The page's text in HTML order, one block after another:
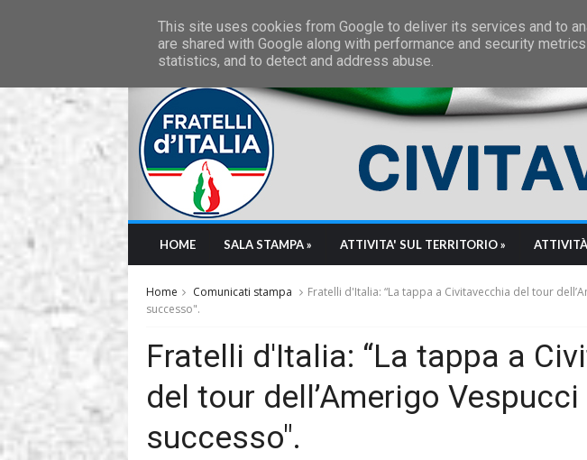
Friday, August 7 2026
HOME SALA STAMPA » ATTIVITA' SUL TERRITORIO »
Home Comunicati stampa
Fratelli d'Italia: “La tappa a Civitavecchia del tour
successo".
Fratelli d'Italia: “La tappa a
del tour dell’Amerigo
successo".
This site uses cookies from Google to deliver its services and to
are shared with Google along with performance and security
statistics, and to detect and address abuse.